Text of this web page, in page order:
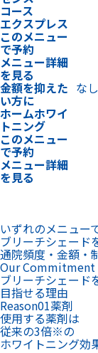
コース
エクスプレス
このメニュー
で予約
メニュー詳細
を見る
金額を抑えた
い方に
ホームホワイ
トニング
このメニュー
で予約
メニュー詳細
を見る
なし
いずれのメニュー
ブリーチシェード
通院頻度・金額・
Our Commitment
ブリーチシェード
目指せる理由
Reason01薬剤
使用する薬剤は
従来の3倍※の
ホワイトニング効